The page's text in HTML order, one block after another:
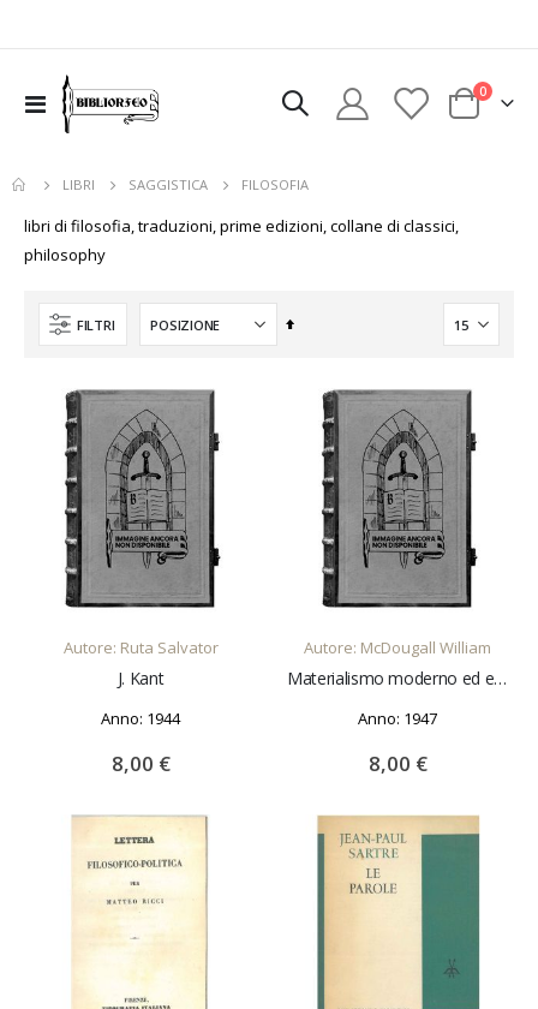
Toggle
Nav
Cart
0elementi
LIBRI SAGGISTICA FILOSOFIA
libri di filosofia, traduzioni, prime edizioni, collane di classici,
philosophy
FILTRI
Imposta
decrescente
AGGIUNGI AL CARRELLO
Autore: Ruta Salvator
J. Kant
Anno: 1944
8,00 €
AGGIUNGI AL CARRELLO
Autore: McDougall William
Materialismo moderno ed evoluzione emergente Traduzione di C. Vicari e G. Cogni
Anno: 1947
8,00 €